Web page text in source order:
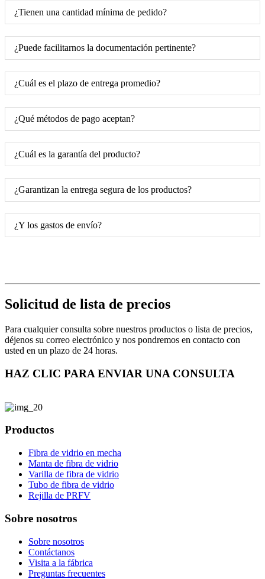
¿Tienen una cantidad mínima de pedido?
¿Puede facilitarnos la documentación pertinente?
¿Cuál es el plazo de entrega promedio?
¿Qué métodos de pago aceptan?
¿Cuál es la garantía del producto?
¿Garantizan la entrega segura de los productos?
¿Y los gastos de envío?
Solicitud de lista de precios
Para cualquier consulta sobre nuestros productos o lista de precios,
déjenos su correo electrónico y nos pondremos en contacto con
usted en un plazo de 24 horas.
HAZ CLIC PARA ENVIAR UNA CONSULTA
Productos
Fibra de vidrio en mecha
Manta de fibra de vidrio
Varilla de fibra de vidrio
Tubo de fibra de vidrio
Rejilla de PRFV
Sobre nosotros
Sobre nosotros
Contáctanos
Visita a la fábrica
Preguntas frecuentes